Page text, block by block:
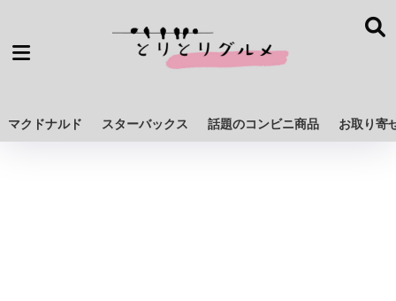
マクドナルド スターバックス 話題のコンビニ商品 お取り寄